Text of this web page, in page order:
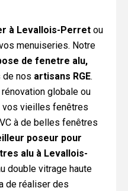
à Levallois-Perret ou
menuiseries. Notre
de fenetre alu,
de nos artisans RGE.
rénovation globale ou
vos vieilles fenêtres
à de belles fenêtres
poseur pour
alu à Levallois-
double vitrage haute
de réaliser des